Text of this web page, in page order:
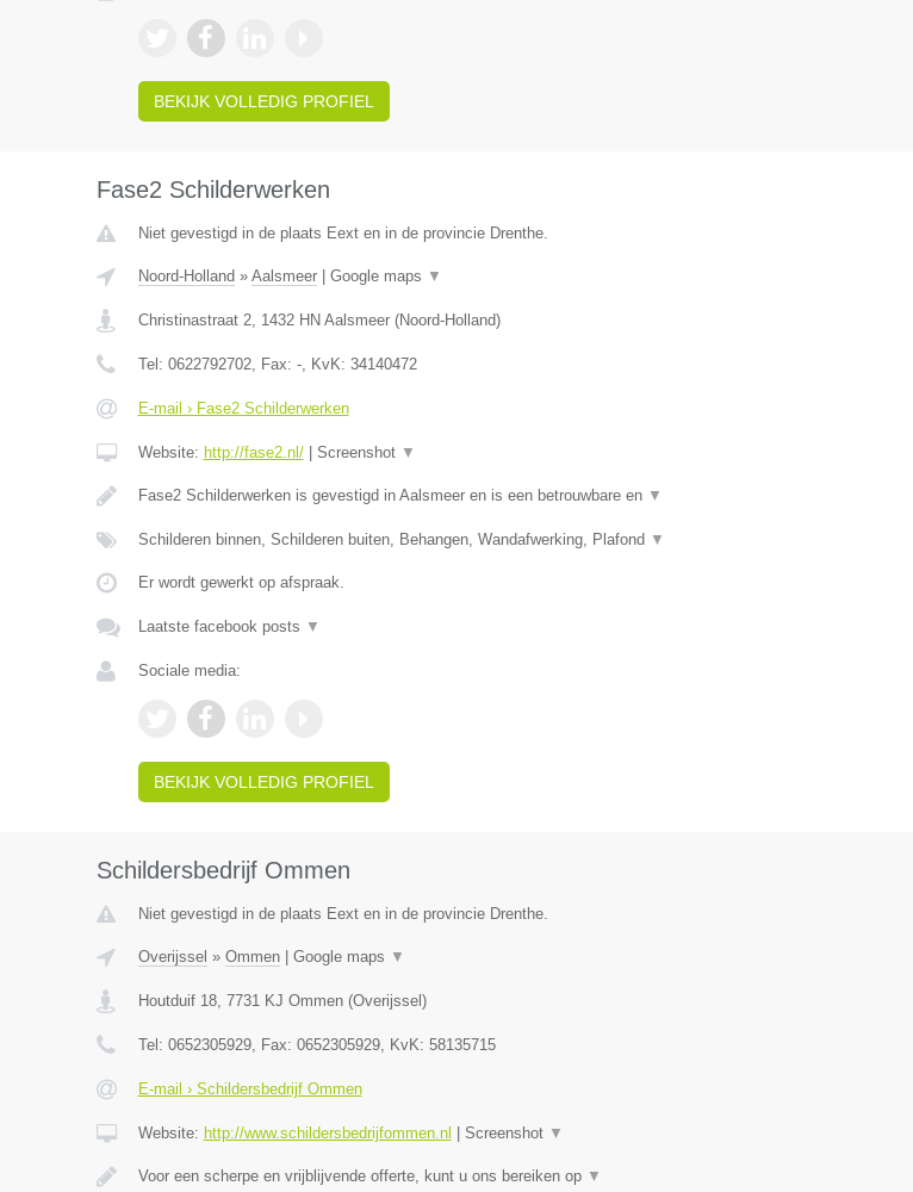
BEKIJK VOLLEDIG PROFIEL
Fase2 Schilderwerken
Niet gevestigd in de plaats Eext en in de provincie Drenthe.
Noord-Holland » Aalsmeer| Google maps ▼
Christinastraat 2, 1432 HN Aalsmeer(Noord-Holland)
Tel: 0622792702, Fax: -, KvK: 34140472
E-mail › Fase2 Schilderwerken
Website: http://fase2.nl/| Screenshot ▼
Fase2 Schilderwerken is gevestigd in Aalsmeer en is een betrouwbare en ▼
Schilderen binnen, Schilderen buiten, Behangen, Wandafwerking, Plafond ▼
Er wordt gewerkt op afspraak.
Laatste facebook posts ▼
Sociale media:
BEKIJK VOLLEDIG PROFIEL
Schildersbedrijf Ommen
Niet gevestigd in de plaats Eext en in de provincie Drenthe.
Overijssel » Ommen| Google maps ▼
Houtduif 18, 7731 KJ Ommen(Overijssel )
Tel: 0652305929, Fax: 0652305929, KvK: 58135715
E-mail › Schildersbedrijf Ommen
Website: http://www.schildersbedrijfommen.nl Screenshot ▼
Voor een scherpe en vrijblijvende offerte, kunt u ons bereiken op ▼